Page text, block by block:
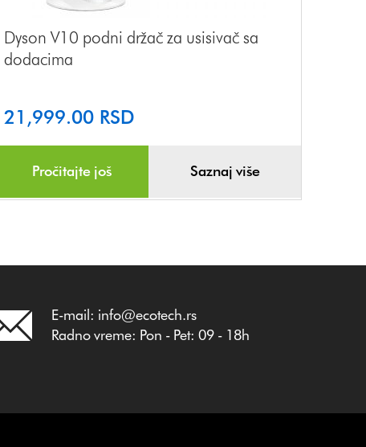
Dyson V10 podni držač za usisivač sa
dodacima
21,999.00 RSD
Pročitajte još Saznaj više
E-mail: info@ecotech.rs
Radno vreme: Pon - Pet: 09 - 18h